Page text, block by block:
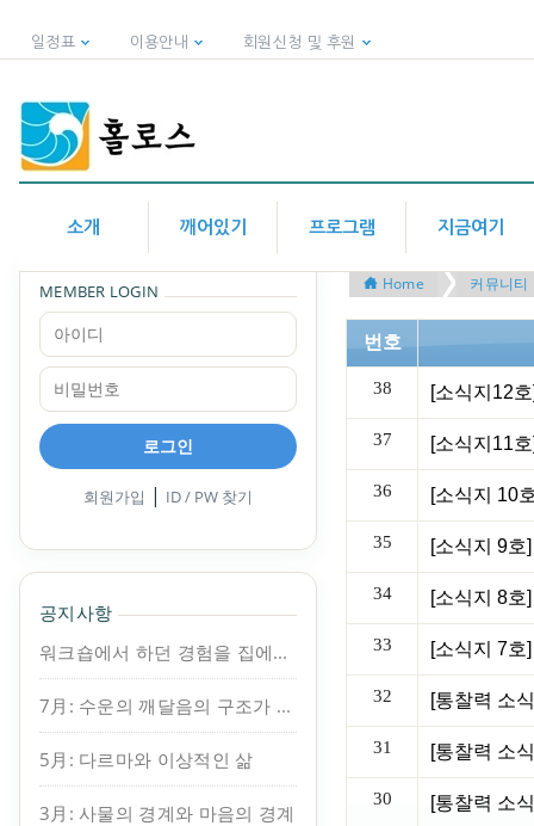
일정표 이용안내 회원신청 및 후원
소개 깨어있기 프로그램 지금여기
MEMBER LOGIN
로그인
회원가입 | ID / PW 찾기
공지사항
워크숍에서 하던 경험을 집에서도 이어가보세요.
7月: 수운의 깨달음의 구조가 보인다
5月: 다르마와 이상적인 삶
3月: 사물의 경계와 마음의 경계
Home 커뮤니티
번호
38 [소식지12
37
36
35 [소식지 9호
34 [소식지 8호
33
32
31
30